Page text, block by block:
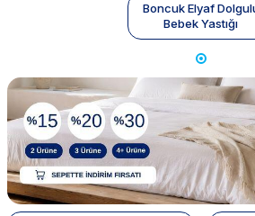
Boncuk Elyaf
Bebek Yastığı